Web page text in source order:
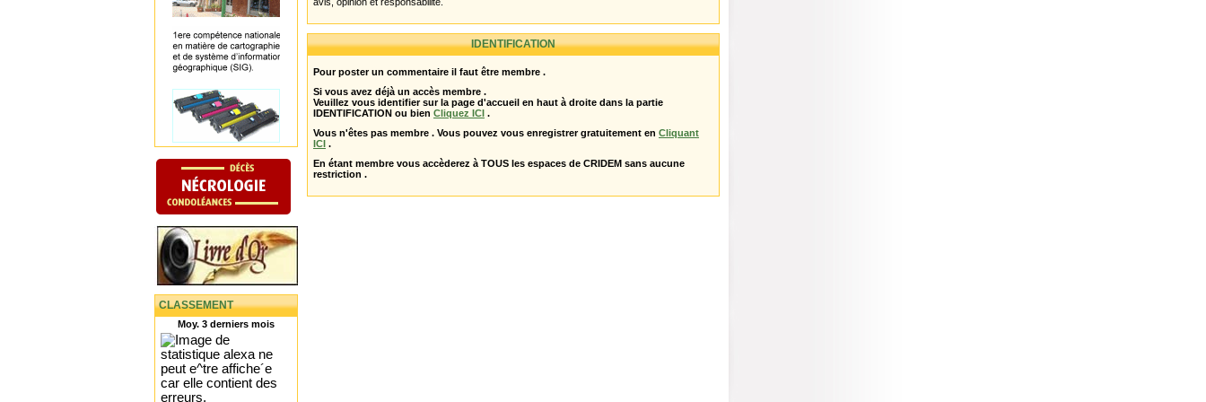
CLASSEMENT
Moy. 3 derniers mois
IDENTIFICATION
Pour poster un commentaire il faut être membre .
Si vous avez déjà un accès membre .
Veuillez vous identifier sur la page d'accueil en haut à droite dans la partie
IDENTIFICATION ou bien Cliquez ICI .
Vous n'êtes pas membre . Vous pouvez vous enregistrer gratuitement en Cliquant
ICI .
En étant membre vous accèderez à TOUS les espaces de CRIDEM sans aucune
restriction .